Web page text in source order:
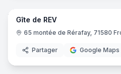
Gîte de REV
65 montée de Rérafay, 71580
Partager Google Maps